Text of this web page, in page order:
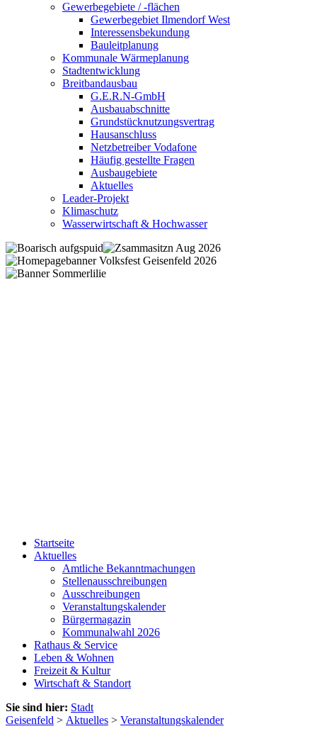
Gewerbegebiete / -flächen
Gewerbegebiet Ilmendorf West
Interessensbekundung
Bauleitplanung
Kommunale Wärmeplanung
Stadtentwicklung
Breitbandausbau
G.E.R.N-GmbH
Ausbauabschnitte
Grundstücknutzungsvertrag
Hausanschluss
Netzbetreiber Vodafone
Häufig gestellte Fragen
Ausbaugebiete
Aktuelles
Leader-Projekt
Klimaschutz
Wasserwirtschaft & Hochwasser
Startseite
Aktuelles
Amtliche Bekanntmachungen
Stellenausschreibungen
Ausschreibungen
Veranstaltungskalender
Bürgermagazin
Kommunalwahl 2026
Rathaus & Service
Leben & Wohnen
Freizeit & Kultur
Wirtschaft & Standort
Sie sind hier: Stadt
Geisenfeld > Aktuelles > Veranstaltungskalender